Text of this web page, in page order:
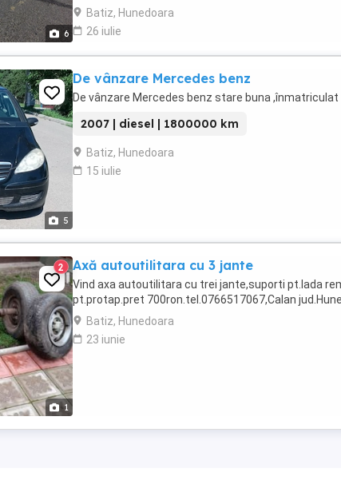
6
Batiz, Hunedoara
26 iulie
5
De vânzare Mercedes benz
De vânzare Mercedes benz stare buna ,înmatriculat
2007 | diesel | 1800000 km
Batiz, Hunedoara
15 iulie
1
2 Axă autoutilitara cu 3 jante
Vind axa autoutilitara cu trei jante,suporti pt.lada
pt.protap.pret 700ron.tel.0766517067,Calan
Batiz, Hunedoara
23 iunie